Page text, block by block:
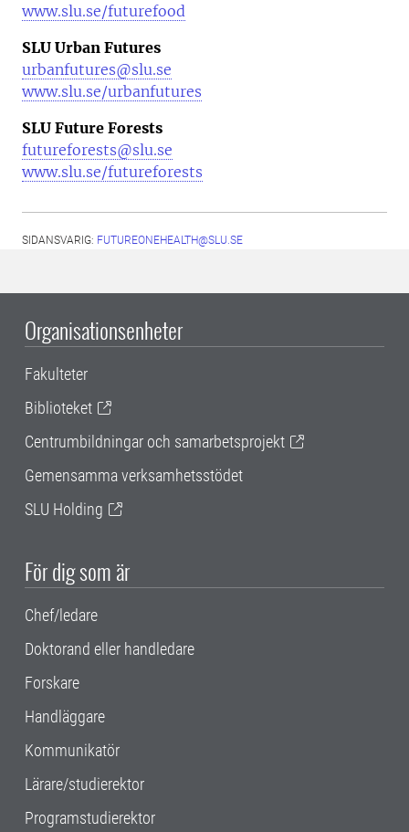
www.slu.se/futurefood
SLU Urban Futures
urbanfutures@slu.se
www.slu.se/urbanfutures
SLU Future Forests
futureforests@slu.se
www.slu.se/futureforests
SIDANSVARIG: FUTUREONEHEALTH@SLU.SE
Organisationsenheter
Fakulteter
Biblioteket
Centrumbildningar och samarbetsprojekt
Gemensamma verksamhetsstödet
SLU Holding
För dig som är
Chef/ledare
Doktorand eller handledare
Forskare
Handläggare
Kommunikatör
Lärare/studierektor
Programstudierektor